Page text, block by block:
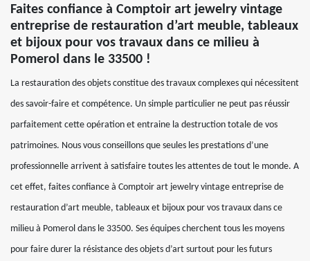
Faites confiance à Comptoir art jewelry vintage
entreprise de restauration d’art meuble, tableaux
et bijoux pour vos travaux dans ce milieu à
Pomerol dans le 33500 !
La restauration des objets constitue des travaux complexes qui nécessitent
des savoir-faire et compétence. Un simple particulier ne peut pas réussir
parfaitement cette opération et entraine la destruction totale de vos
patrimoines. Nous vous conseillons que seules les prestations d’une
professionnelle arrivent à satisfaire toutes les attentes de tout le monde. A
cet effet, faites confiance à Comptoir art jewelry vintage entreprise de
restauration d’art meuble, tableaux et bijoux pour vos travaux dans ce
milieu à Pomerol dans le 33500. Ses équipes cherchent tous les moyens
pour faire durer la résistance des objets d’art surtout pour les futurs